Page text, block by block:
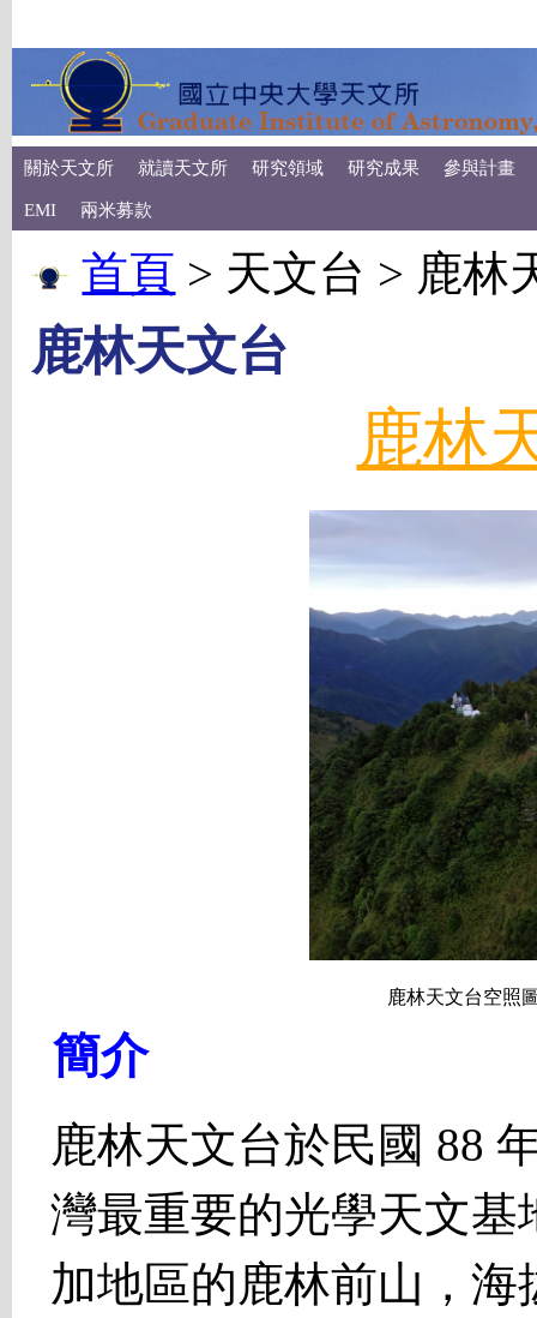
關於天文所 就讀天文所 研究領域 研究成果 參與計畫
EMI 兩米募款
首頁 > 天文台 > 鹿林
鹿林天文台
鹿林
鹿林天文台空照
簡介
鹿林天文台於民國 88
灣最重要的光學天文
加地區的鹿林前山，海